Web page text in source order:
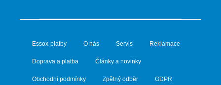
Essox-platby O nás Servis Reklamace
Doprava a platba Články a novinky
Obchodní podmínky Zpětný odběr GDPR